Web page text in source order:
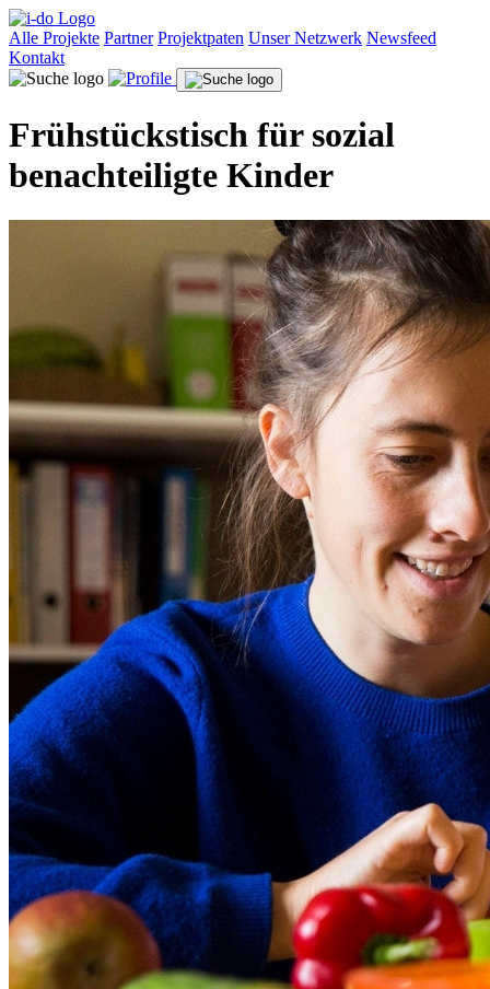
Alle Projekte Partner Projektpaten Unser Netzwerk Newsfeed
Kontakt
Frühstückstisch für sozial
benachteiligte Kinder